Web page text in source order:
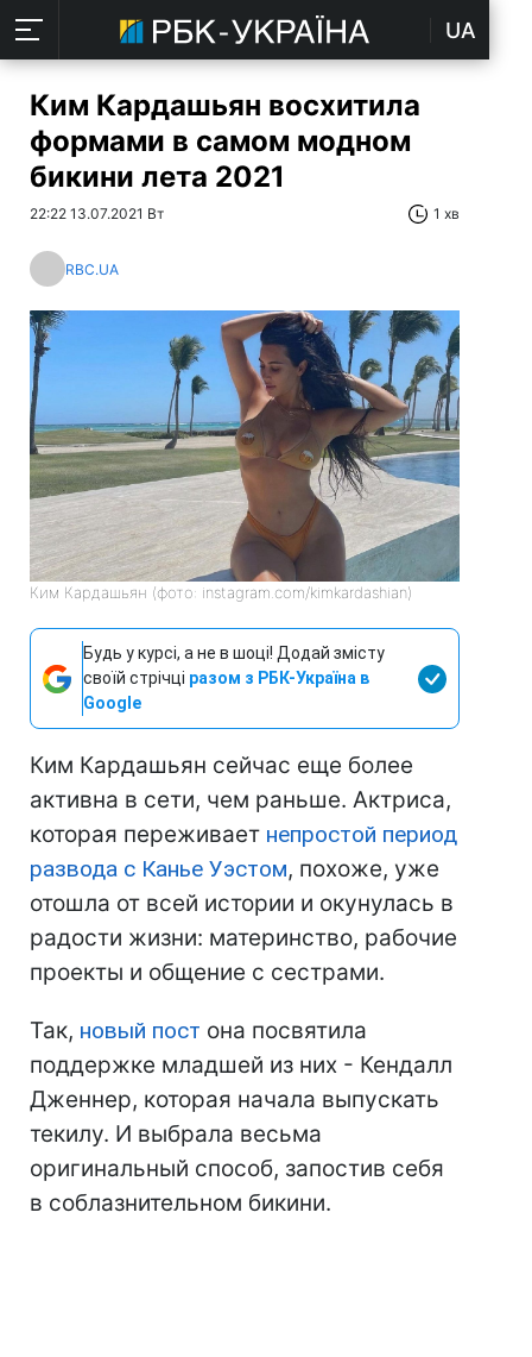
UA
Ким Кардашьян восхитила
формами в самом модном
бикини лета 2021
22:22 13.07.2021 Вт 1 хв
RBC.UA
Ким Кардашьян (фото: instagram.com/kimkardashian)
Будь у курсі, а не в шоці! Додай змісту
своїй стрічці разом з РБК-Україна в
Google
Ким Кардашьян сейчас еще более
активна в сети, чем раньше. Актриса,
которая переживает непростой период
развода с Канье Уэстом, похоже, уже
отошла от всей истории и окунулась в
радости жизни: материнство, рабочие
проекты и общение с сестрами.
Так, новый пост она посвятила
поддержке младшей из них - Кендалл
Дженнер, которая начала выпускать
текилу. И выбрала весьма
оригинальный способ, запостив себя
в соблазнительном бикини.